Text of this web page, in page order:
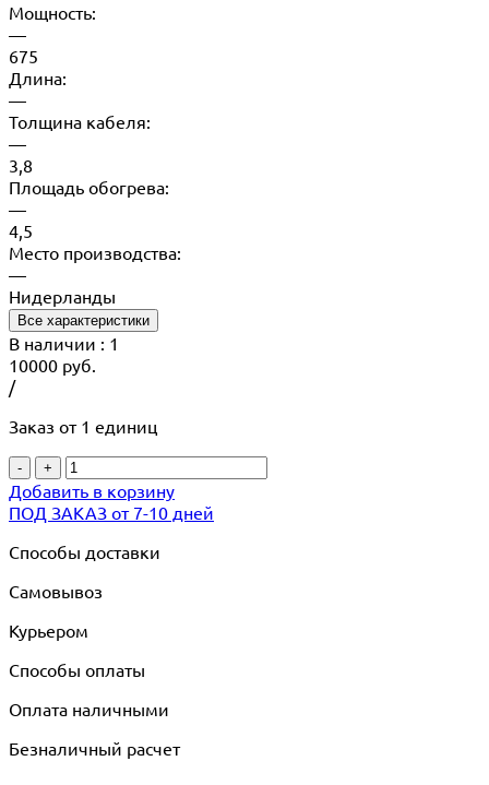
Мощность:
—
675
Длина:
—
Толщина кабеля:
—
3,8
Площадь обогрева:
—
4,5
Место производства:
—
Нидерланды
Все характеристики
В наличии : 1
10000 руб.
/
Заказ от 1 единиц
- +
Добавить в корзину
ПОД ЗАКАЗ от 7-10 дней
Способы доставки
Самовывоз
Курьером
Способы оплаты
Оплата наличными
Безналичный расчет